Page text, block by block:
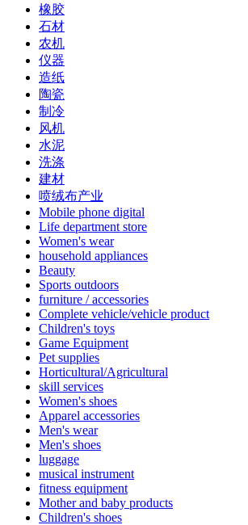
橡胶
石材
农机
仪器
造纸
陶瓷
制冷
风机
水泥
洗涤
建材
喷绒布产业
Mobile phone digital
Life department store
Women's wear
household appliances
Beauty
Sports outdoors
furniture / accessories
Complete vehicle/vehicle product
Children's toys
Game Equipment
Pet supplies
Horticultural/Agricultural
skill services
Women's shoes
Apparel accessories
Men's wear
Men's shoes
luggage
musical instrument
fitness equipment
Mother and baby products
Children's shoes